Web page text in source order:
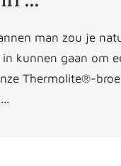
man zou je
kunnen gaan om
Thermolite®-